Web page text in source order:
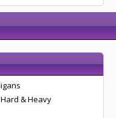
Hard & Heavy